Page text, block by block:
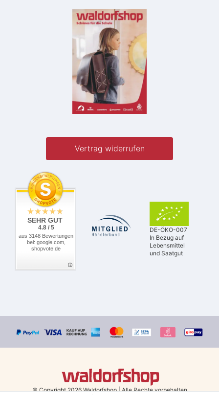
Vertrag widerrufen
SEHR GUT
4.8 / 5
aus 3148 Bewertungen
bei: google.com,
shopvote.de
DE-ÖKO-007
In Bezug auf
Lebensmittel
und Saatgut
© Copyright 2026 Waldorfshop|Alle Rechte vorbehalten.